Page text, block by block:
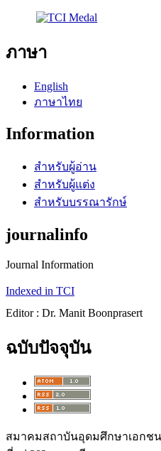
ภาษา
English
ภาษาไทย
Information
สำหรับผู้อ่าน
สำหรับผู้แต่ง
สำหรับบรรณารักษ์
journalinfo
Journal Information
Indexed in TCI
Editor : Dr. Manit Boonprasert
ฉบับปัจจุบัน
สมาคมสถาบันอุดมศึกษาเอกช